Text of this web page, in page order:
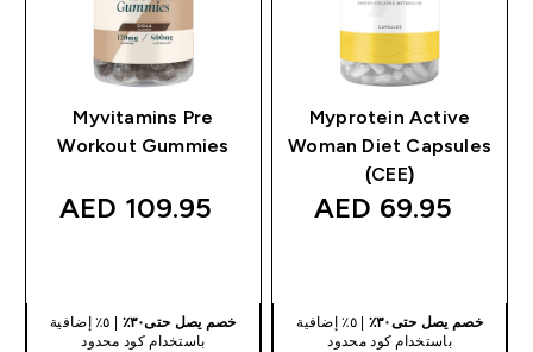
Myprotein Active
Woman Diet Capsules
(CEE)
69.95 AED‎
خصم يصل حتى٣٠٪
| ٥٪ إضافية
باستخدام كود محدود
Myvitamins Pre
Workout Gummies
109.95 AED‎
خصم يصل حتى٣٠٪
| ٥٪ إضافية
باستخدام كود محدود